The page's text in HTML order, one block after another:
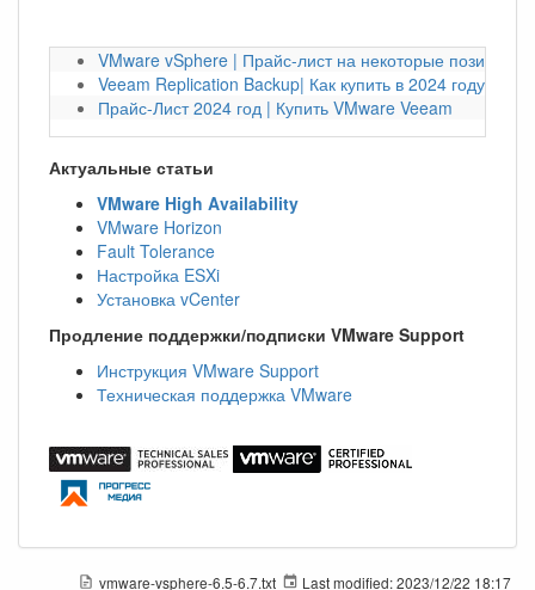
VMware vSphere | Прайс-лист на некоторые позиции
Veeam Replication Backup| Как купить в 2024 году?
Прайс-Лист 2024 год | Купить VMware Veeam
Актуальные статьи
VMware High Availability
VMware Horizon
Fault Tolerance
Настройка ESXi
Установка vCenter
Продление поддержки/подписки VMware Support
Инструкция VMware Support
Техническая поддержка VMware
vmware-vsphere-6.5-6.7.txt Last modified:2023/12/22 18:17